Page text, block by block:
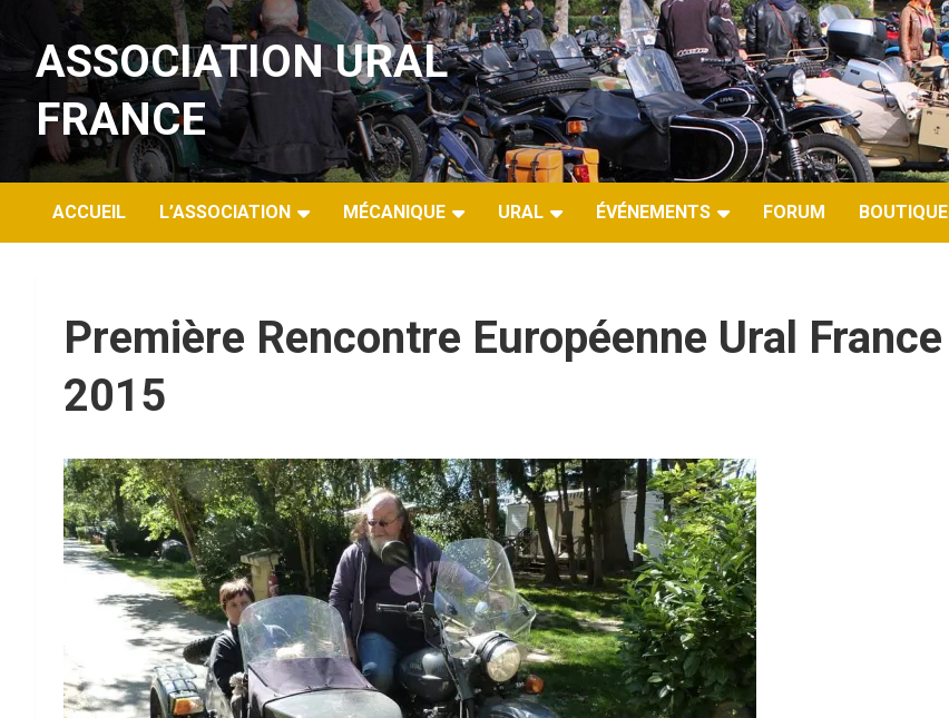
au
contenuASSOCIATION URAL
FRANCE
ACCUEIL L’ASSOCIATION MÉCANIQUE URAL ÉVÉNEMENTS FORUM BOUTIQUE
Première Rencontre Européenne Ural France
2015